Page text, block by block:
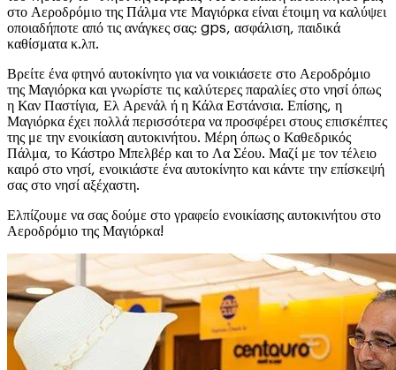
στο Αεροδρόμιο της Πάλμα ντε Μαγιόρκα είναι έτοιμη να καλύψει
οποιαδήποτε από τις ανάγκες σας: gps, ασφάλιση, παιδικά
καθίσματα κ.λπ.
Βρείτε ένα φτηνό αυτοκίνητο για να νοικιάσετε στο Αεροδρόμιο
της Μαγιόρκα και γνωρίστε τις καλύτερες παραλίες στο νησί όπως
η Καν Παστίγια, Ελ Αρενάλ ή η Κάλα Εστάνσια. Επίσης, η
Μαγιόρκα έχει πολλά περισσότερα να προσφέρει στους επισκέπτες
της με την ενοικίαση αυτοκινήτου. Μέρη όπως ο Καθεδρικός
Πάλμα, το Κάστρο Μπελβέρ και το Λα Σέου. Μαζί με τον τέλειο
καιρό στο νησί, ενοικιάστε ένα αυτοκίνητο και κάντε την επίσκεψή
σας στο νησί αξέχαστη.
Ελπίζουμε να σας δούμε στο γραφείο ενοικίασης αυτοκινήτου στο
Αεροδρόμιο της Μαγιόρκα!